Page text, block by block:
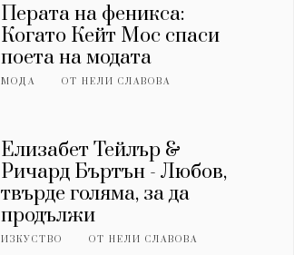
Перата на феникса:
Когато Кейт Мос спаси
поета на модата
МОДА ОТНЕЛИ СЛАВОВА
Елизабет Тейлър &
Ричард Бъртън - Любов,
твърде голяма, за да
продължи
ИЗКУСТВО ОТНЕЛИ СЛАВОВА